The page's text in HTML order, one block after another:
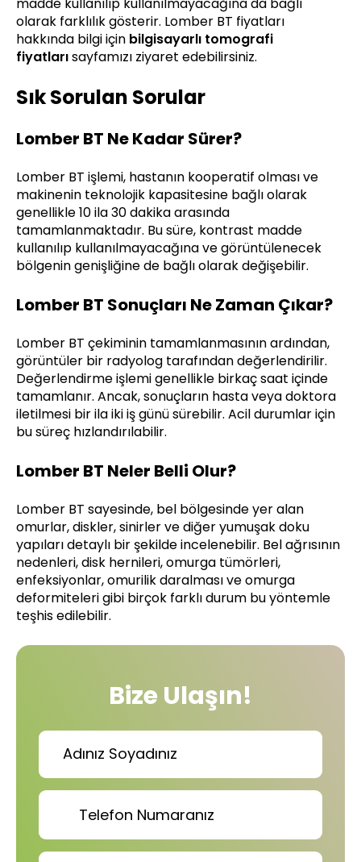
madde kullanılıp kullanılmayacağına da bağlı
olarak farklılık gösterir. Lomber BT fiyatları
hakkında bilgi için bilgisayarlı tomografi
fiyatlarısayfamızı ziyaret edebilirsiniz.
Sık Sorulan Sorular
Lomber BT Ne Kadar Sürer?
Lomber BT işlemi, hastanın kooperatif olması ve
makinenin teknolojik kapasitesine bağlı olarak
genellikle 10 ila 30 dakika arasında
tamamlanmaktadır. Bu süre, kontrast madde
kullanılıp kullanılmayacağına ve görüntülenecek
bölgenin genişliğine de bağlı olarak değişebilir.
Lomber BT Sonuçları Ne Zaman Çıkar?
Lomber BT çekiminin tamamlanmasının ardından,
görüntüler bir radyolog tarafından değerlendirilir.
Değerlendirme işlemi genellikle birkaç saat içinde
tamamlanır. Ancak, sonuçların hasta veya doktora
iletilmesi bir ila iki iş günü sürebilir. Acil durumlar için
bu süreç hızlandırılabilir.
Lomber BT Neler Belli Olur?
Lomber BT sayesinde, bel bölgesinde yer alan
omurlar, diskler, sinirler ve diğer yumuşak doku
yapıları detaylı bir şekilde incelenebilir. Bel ağrısının
nedenleri, disk hernileri, omurga tümörleri,
enfeksiyonlar, omurilik daralması ve omurga
deformiteleri gibi birçok farklı durum bu yöntemle
teşhis edilebilir.
Bize Ulaşın!